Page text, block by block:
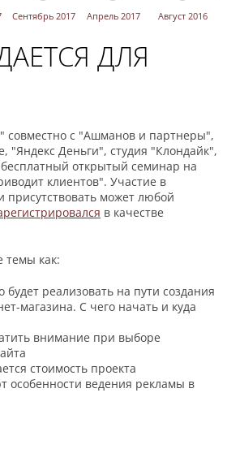
Сентябрь 2017 Апрель 2017 Август 2016
ДЛЯ
совместно с "Ашманов и партнеры",
"Яндекс Деньги", студия "Клондайк",
открытый семинар на
клиентов". Участие в
присутствовать может любой
в качестве
темы как:
будет реализовать на пути создания
магазина. С чего начать и куда
внимание при выборе
стоимость проекта
особенности ведения рекламы в